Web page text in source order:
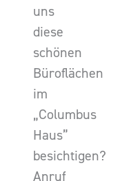
uns
diese
schönen
Büroflächen
im
„Columbus
Haus”
besichtigen?
Anruf